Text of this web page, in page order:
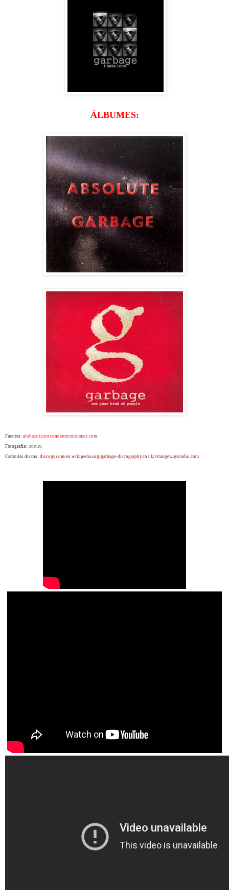
ÁLBUMES:
Fuentes: alohacriticon.com/rateyourmusic.com
Fotografía: zort.ru
Carátulas discos: discogs.com/en.wikipedia.org/garbage-discography.co.uk/strangewaysradio.com